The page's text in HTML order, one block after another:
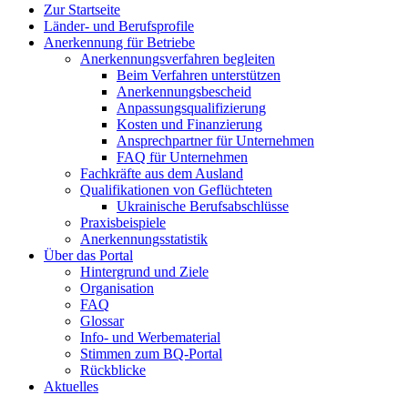
Zur Startseite
Länder- und Berufsprofile
Anerkennung für Betriebe
Anerkennungsverfahren begleiten
Beim Verfahren unterstützen
Anerkennungsbescheid
Anpassungsqualifizierung
Kosten und Finanzierung
Ansprechpartner für Unternehmen
FAQ für Unternehmen
Fachkräfte aus dem Ausland
Qualifikationen von Geflüchteten
Ukrainische Berufsabschlüsse
Praxisbeispiele
Anerkennungsstatistik
Über das Portal
Hintergrund und Ziele
Organisation
FAQ
Glossar
Info- und Werbematerial
Stimmen zum BQ-Portal
Rückblicke
Aktuelles